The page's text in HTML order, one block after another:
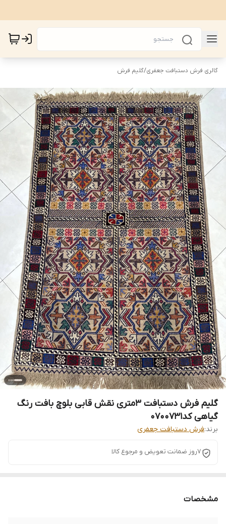
گالری فرش دستبافت جعفری/گلیم فرش
گلیم فرش دستبافت 3متری نقش قابی بلوچ بافت رنگ
گیاهی کد0700731
برند:فرش دستبافت جعفری
7روز ضمانت تعویض و مرجوع کالا
مشخصات